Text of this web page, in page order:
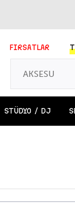
FIRSATLAR
STÜDYO / DJ